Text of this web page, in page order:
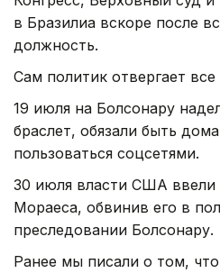
в Бразилиа вскоре после
должность.
Сам политик отвергает все
19 июля на Болсонару
браслет, обязали быть
пользоваться соцсетями.
30 июля власти США ввели
Мораеcа, обвинив его в
преследовании Болсонару.
Ранее мы писали о том,